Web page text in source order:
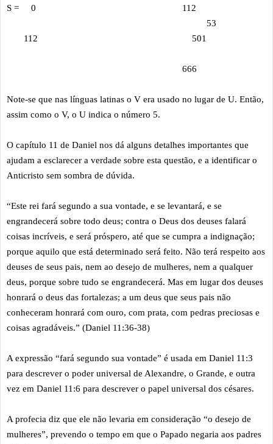
S = 0
112
53
112
501
666
Note-se que nas línguas latinas o V era usado no lugar de U. Então,
assim como o V, o U indica o número 5.
O capítulo 11 de Daniel nos dá alguns detalhes importantes que
ajudam a esclarecer a verdade sobre esta questão, e a identificar o
Anticristo sem sombra de dúvida.
“Este rei fará segundo a sua vontade, e se levantará, e se
engrandecerá sobre todo deus; contra o Deus dos deuses falará
coisas incríveis, e será próspero, até que se cumpra a indignação;
porque aquilo que está determinado será feito. Não terá respeito aos
deuses de seus pais, nem ao desejo de mulheres, nem a qualquer
deus, porque sobre tudo se engrandecerá. Mas em lugar dos deuses
honrará o deus das fortalezas; a um deus que seus pais não
conheceram honrará com ouro, com prata, com pedras preciosas e
coisas agradáveis.” (Daniel 11:36-38)
A expressão “fará segundo sua vontade” é usada em Daniel 11:3
para descrever o poder universal de Alexandre, o Grande, e outra
vez em Daniel 11:6 para descrever o papel universal dos césares.
A profecia diz que ele não levaria em consideração “o desejo de
mulheres”, prevendo o tempo em que o Papado negaria aos padres